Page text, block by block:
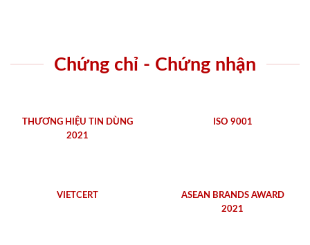
Chứng chỉ - Chứng nhận
THƯƠNG HIỆU TIN DÙNG
2021
ISO 9001
VIETCERT
ASEAN BRANDS AWARD
2021